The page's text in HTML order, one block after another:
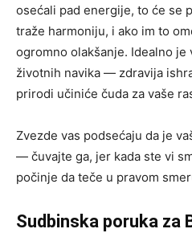
osećali pad energije, to će se
traže harmoniju, i ako im to
ogromno olakšanje. Idealno je
životnih navika — zdravija
prirodi učiniće čuda za vaše
Zvezde vas podsećaju da je
— čuvajte ga, jer kada ste vi
počinje da teče u pravom
Sudbinska poruka za